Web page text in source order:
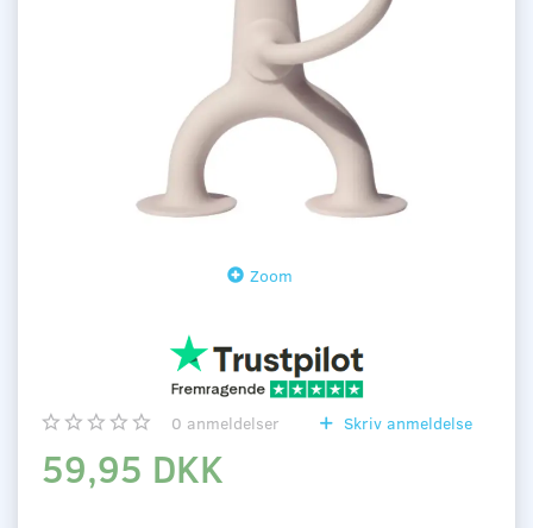
Zoom
0 anmeldelser Skriv anmeldelse
59,95 DKK